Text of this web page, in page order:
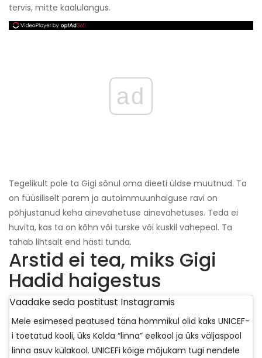
tervis, mitte kaalulangus.
ad
Tegelikult pole ta Gigi sõnul oma dieeti üldse muutnud. Ta
on füüsiliselt parem ja autoimmuunhaiguse ravi on
põhjustanud keha ainevahetuse ainevahetuses. Teda ei
huvita, kas ta on kõhn või turske või kuskil vahepeal. Ta
tahab lihtsalt end hästi tunda.
Arstid ei tea, miks Gigi
Hadid haigestus
Vaadake seda postitust Instagramis
Meie esimesed peatused täna hommikul olid kaks UNICEF-
i toetatud kooli, üks Kolda “linna” eelkool ja üks väljaspool
linna asuv külakool. UNICEFi kõige mõjukam tugi nendele